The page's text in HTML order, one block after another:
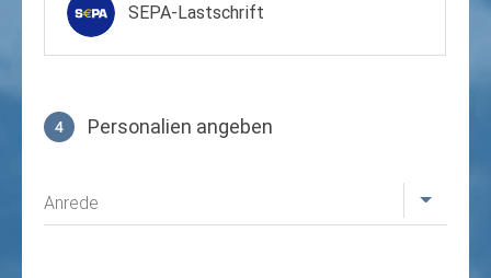
SEPA-Lastschrift
4 Personalien angeben
Anrede